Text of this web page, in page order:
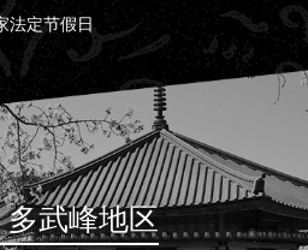
法定节假日
武峰地区